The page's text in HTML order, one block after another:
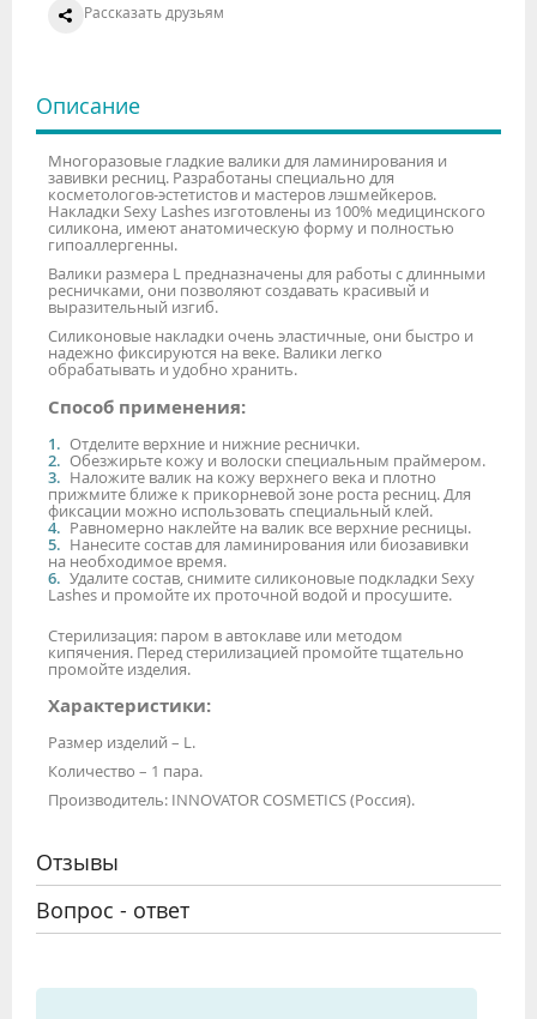
Рассказать друзьям
Описание
Многоразовые гладкие валики для ламинирования и
завивки ресниц. Разработаны специально для
косметологов-эстетистов и мастеров лэшмейкеров.
Накладки Sexy Lashes изготовлены из 100% медицинского
силикона, имеют анатомическую форму и полностью
гипоаллергенны.
Валики размера L предназначены для работы с длинными
ресничками, они позволяют создавать красивый и
выразительный изгиб.
Силиконовые накладки очень эластичные, они быстро и
надежно фиксируются на веке. Валики легко
обрабатывать и удобно хранить.
Способ применения:
Отделите верхние и нижние реснички.
Обезжирьте кожу и волоски специальным праймером.
Наложите валик на кожу верхнего века и плотно
прижмите ближе к прикорневой зоне роста ресниц. Для
фиксации можно использовать специальный клей.
Равномерно наклейте на валик все верхние ресницы.
Нанесите состав для ламинирования или биозавивки
на необходимое время.
Удалите состав, снимите силиконовые подкладки Sexy
Lashes и промойте их проточной водой и просушите.
Стерилизация: паром в автоклаве или методом
кипячения. Перед стерилизацией промойте тщательно
промойте изделия.
Характеристики:
Размер изделий – L.
Количество – 1 пара.
Производитель: INNOVATOR COSMETICS (Россия).
Отзывы
Вопрос - ответ